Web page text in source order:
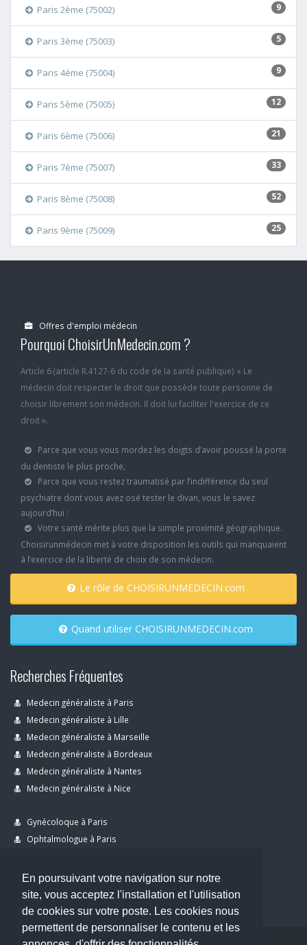
En poursuivant votre navigation sur notre
site, vous acceptez l'installation et l'utilisation
de cookies sur votre poste. Les cookies nous
permettent de personnaliser le contenu et les
9
Paris 2ème (75002)
5
Paris 3ème (75003)
9
Paris 4ème (75004)
12
Paris 5ème (75005)
21
Paris 6ème (75006)
33
Paris 7ème (75007)
52
Paris 8ème (75008)
25
Paris 9ème (75009)
Offres d'emploi médecin
Pourquoi ChoisirUnMedecin.com ?
Article 6 (article R.4127-6 du code de la santé publique) « Le
médecin doit respecter le droit que possède toute personne de
choisir librement son médecin. Il doit lui faciliter l'exercice de ce
droit ».
Parce que vous vous mordez les doigts d’avoir poussé la porte
du dentiste le plus proche,
Parce que vous restez traumatisé par l’indifférence du seul
psychiatre dont vous avez osé tester le divan, vous le savez
aujourd’hui :
Votre santé mérite plus que la simple proximité géographique.
Choisirunmédecin met à votre disposition les outils qui manquaient
à l’exercice de la liberté de choix de son médecin.
Le rôle de CHOISIRUNMEDECIN.com
Quand utiliser CHOISIRUNMEDECIN.com
Recherches Fréquentes
Medecin généraliste à Paris
Medecin généraliste à Lille
Medecin généraliste à Marseille
Medecin généraliste à Bordeaux
Medecin généraliste à Nantes
Medecin généraliste à Nice
Gynécoloque à Paris
Ophtalmologue à Paris
Dentiste à Paris